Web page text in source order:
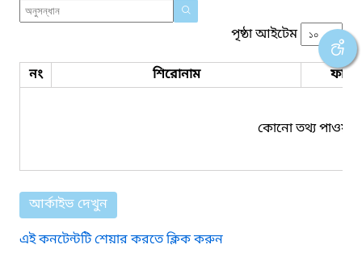
পৃষ্ঠা আইটেম
নং শিরোনাম ফাইল
কোনো তথ্য পাওয়া
আর্কাইভ দেখুন
এই কনটেন্টটি শেয়ার করতে ক্লিক করুন